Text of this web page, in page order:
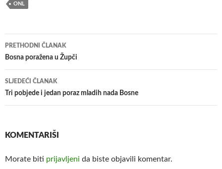
ONL
Navigacija
članaka
PRETHODNI ČLANAK
Bosna poražena u Župči
SLJEDEĆI ČLANAK
Tri pobjede i jedan poraz mladih nada Bosne
KOMENTARIŠI
Morate biti prijavljeni da biste objavili komentar.